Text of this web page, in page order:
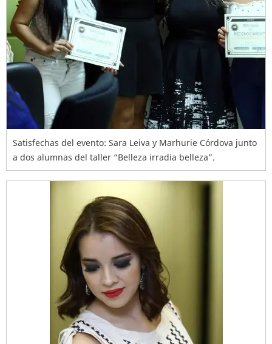
Satisfechas del evento: Sara Leiva y Marhurie Córdova junto
a dos alumnas del taller “Belleza irradia belleza”.